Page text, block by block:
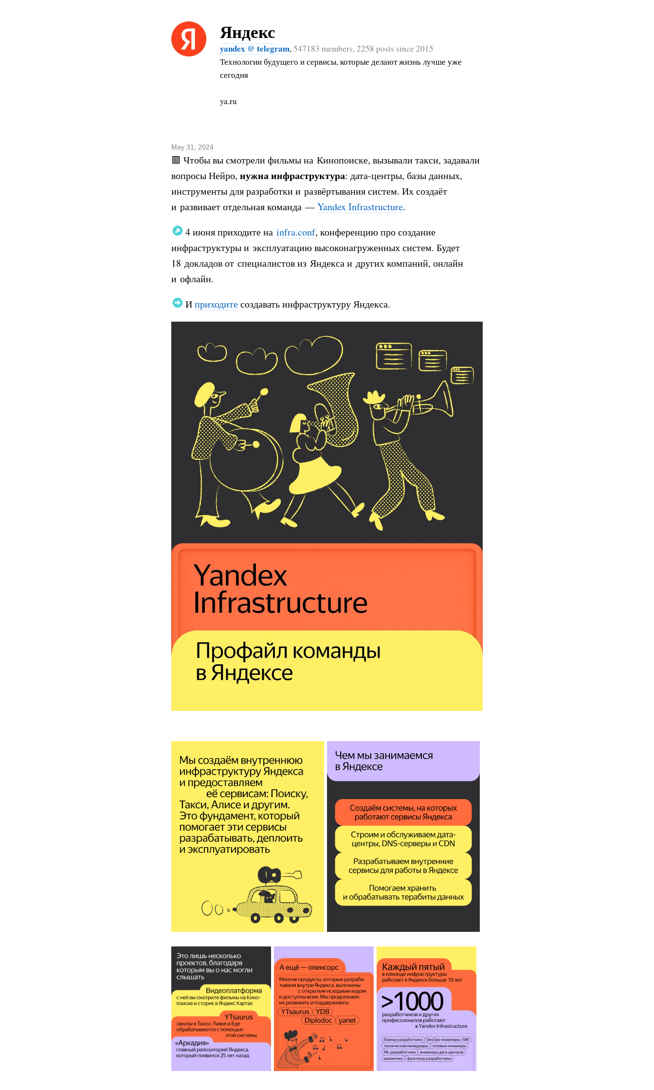
Яндекс
yandex @ telegram,547183 members, 2258 posts since 2015
Технологии будущего и сервисы, которые делают жизнь лучше уже
сегодня
ya.ru
May 31, 2024
🟥 Чтобы вы смотрели фильмы на Кинопоиске, вызывали такси, задавали
вопросы Нейро, нужна инфраструктура: дата-центры, базы данных,
инструменты для разработки и развёртывания систем. Их создаёт
и развивает отдельная команда —Yandex Infrastructure.
4 июня приходите на infra.conf, конференцию про создание
инфраструктуры и эксплуатацию высоконагруженных систем. Будет
18 докладов от специалистов из Яндекса и других компаний, онлайн
и офлайн.
Иприходитесоздавать инфраструктуру Яндекса.